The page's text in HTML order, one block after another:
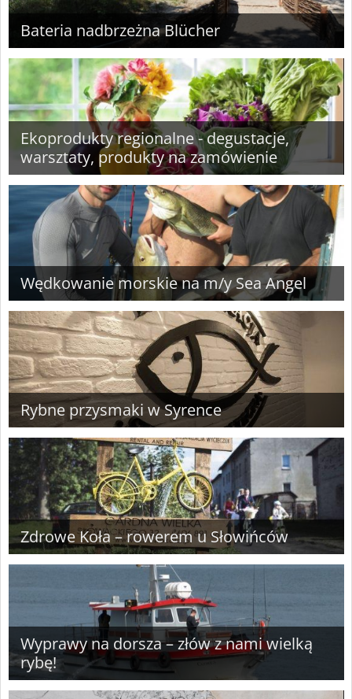
Bateria nadbrzeżna Blücher
Ekoprodukty regionalne - degustacje,
warsztaty, produkty na zamówienie
Wędkowanie morskie na m/y Sea Angel
Rybne przysmaki w Syrence
Zdrowe Koła – rowerem u Słowińców
Wyprawy na dorsza – złów z nami wielką
rybę!